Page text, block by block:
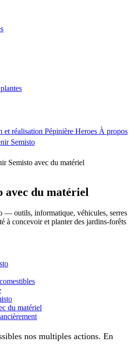
et réalisation Pépinière Heroes À propos
Semisto
Semisto avec du matériel
avec du matériel
— outils, informatique, véhicules, serres
à concevoir et planter des jardins-forêts
du matériel
nos multiples actions. En